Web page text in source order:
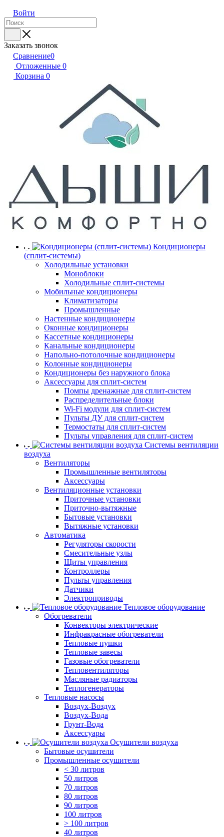
Войти
Заказать звонок
Сравнение0
Отложенные 0
Корзина 0
Кондиционеры
(сплит-системы)
Холодильные установки
Моноблоки
Холодильные сплит-системы
Мобильные кондиционеры
Климатизаторы
Промышленные
Настенные кондиционеры
Оконные кондиционеры
Кассетные кондиционеры
Канальные кондиционеры
Напольно-потолочные кондиционеры
Колонные кондиционеры
Кондиционеры без наружного блока
Аксессуары для сплит-систем
Помпы дренажные для сплит-систем
Распределительные блоки
Wi-Fi модули для сплит-систем
Пульты ДУ для сплит-систем
Термостаты для сплит-систем
Пульты управления для сплит-систем
Системы вентиляции
воздуха
Вентиляторы
Промышленные вентиляторы
Аксессуары
Вентиляционные установки
Приточные установки
Приточно-вытяжные
Бытовые установки
Вытяжные установки
Автоматика
Регуляторы скорости
Смесительные узлы
Щиты управления
Контроллеры
Пульты управления
Датчики
Электроприводы
Тепловое оборудование
Обогреватели
Конвекторы электрические
Инфракрасные обогреватели
Тепловые пушки
Тепловые завесы
Газовые обогреватели
Тепловентиляторы
Масляные радиаторы
Теплогенераторы
Тепловые насосы
Воздух-Воздух
Воздух-Вода
Грунт-Вода
Аксессуары
Осушители воздуха
Бытовые осушители
Промышленные осушители
< 30 литров
50 литров
70 литров
80 литров
90 литров
100 литров
> 100 литров
40 литров